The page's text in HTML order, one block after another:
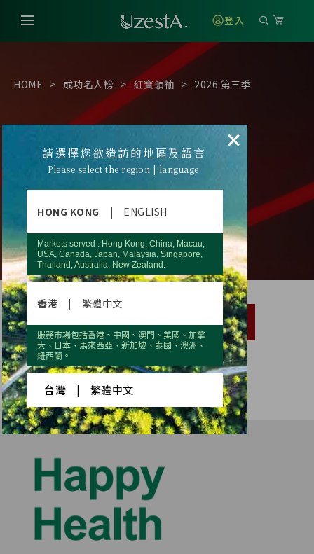
登入
HOME 成功名人榜 紅寶領袖 2026 第三季
季 季 季
第四
季
×
請選擇您欲造訪的地區及語言
Please select the region | language
HONG KONG | ENGLISH
Markets served : Hong Kong, China, Macau,
USA, Canada, Japan, Malaysia, Singapore,
Thailand, Australia, New Zealand.
香港 | 繁體中文
服務市場包括香港、中國、澳門、美國、加拿
大、日本、馬來西亞、新加坡、泰國、澳洲、
紐西蘭。
台灣 繁體中文